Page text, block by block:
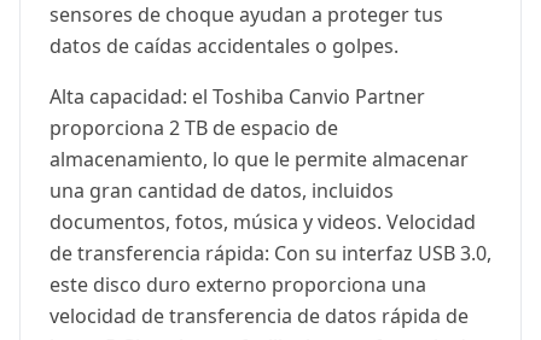
sensores de choque ayudan a proteger tus
datos de caídas accidentales o golpes.
Alta capacidad: el Toshiba Canvio Partner
proporciona 2 TB de espacio de
almacenamiento, lo que le permite almacenar
una gran cantidad de datos, incluidos
documentos, fotos, música y videos. Velocidad
de transferencia rápida: Con su interfaz USB 3.0,
este disco duro externo proporciona una
velocidad de transferencia de datos rápida de